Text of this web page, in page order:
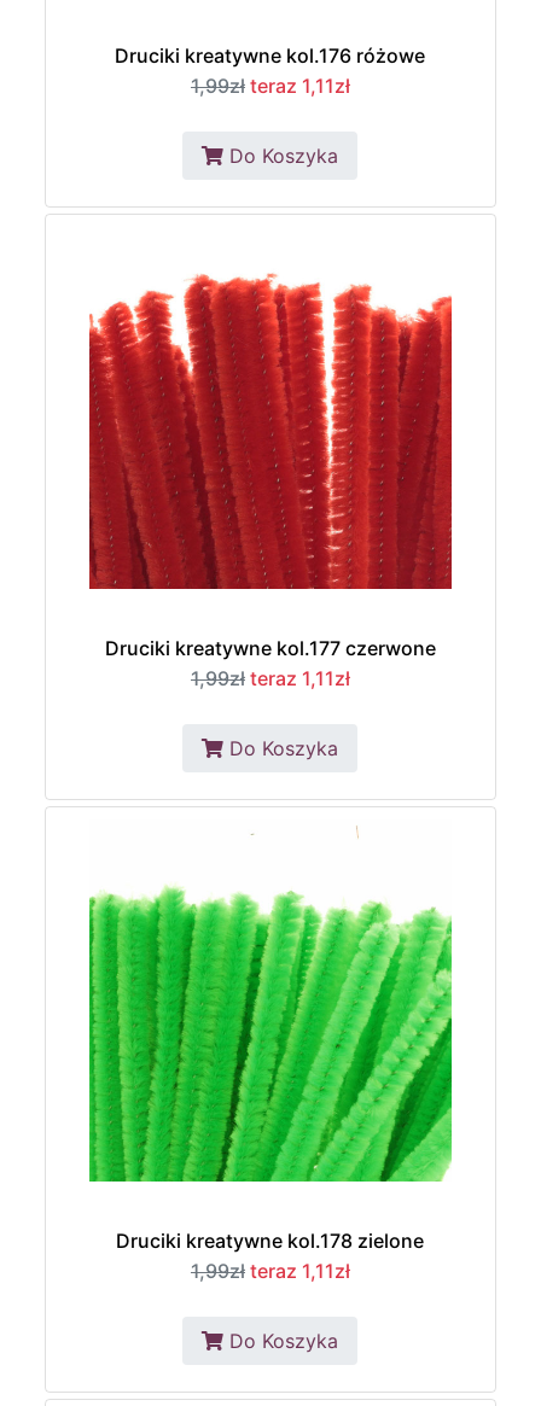
Druciki kreatywne kol.176 różowe
1,99zł teraz 1,11zł
Do Koszyka
Druciki kreatywne kol.177 czerwone
1,99zł teraz 1,11zł
Do Koszyka
Druciki kreatywne kol.178 zielone
1,99zł teraz 1,11zł
Do Koszyka